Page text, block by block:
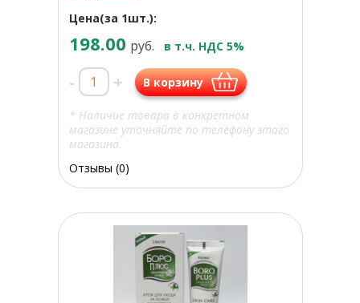
Цена(за 1шт.):
198.00 руб. в т.ч. НДС 5%
- + В корзину
* Наличие товара в конкретном
магазине уточняйте по телефону этого
магазина.
Отзывы (0)